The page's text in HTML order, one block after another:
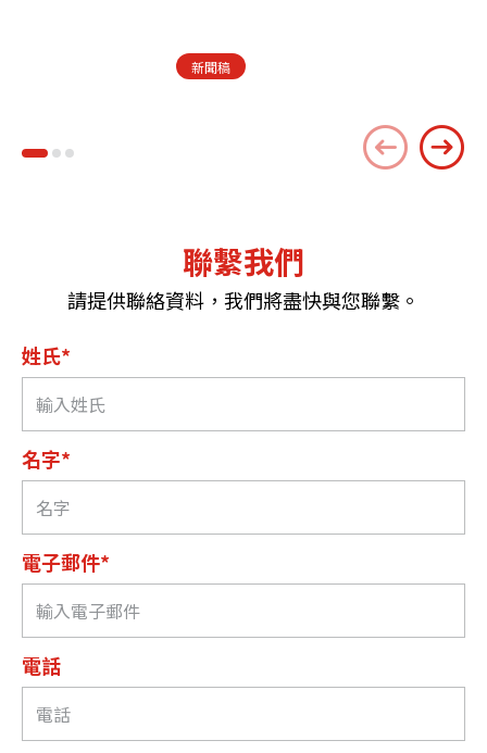
新聞稿
聯繫我們
請提供聯絡資料，我們將盡快與您聯繫。
姓氏*
名字*
電子郵件*
電話